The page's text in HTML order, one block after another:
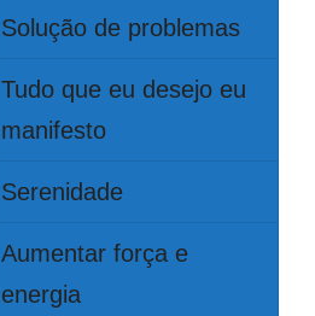
Solução de problemas
Tudo que eu desejo eu
manifesto
Serenidade
Aumentar força e
energia